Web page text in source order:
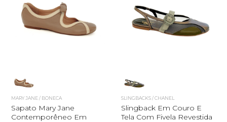
MARY JANE / BONECA
Sapato Mary Jane
Contemporêneo Em
SLINGBACKS / CHANEL
Slingback Em Couro E
Tela Com Fivela Revestida